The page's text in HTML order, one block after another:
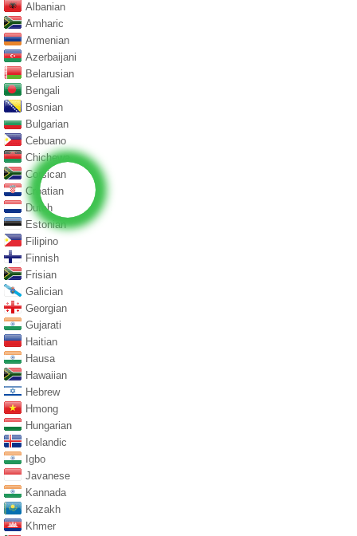
Albanian
Amharic
Armenian
Azerbaijani
Belarusian
Bengali
Bosnian
Bulgarian
Cebuano
Chichewa
Corsican
Croatian
Dutch
Estonian
Filipino
Finnish
Frisian
Galician
Georgian
Gujarati
Haitian
Hausa
Hawaiian
Hebrew
Hmong
Hungarian
Icelandic
Igbo
Javanese
Kannada
Kazakh
Khmer